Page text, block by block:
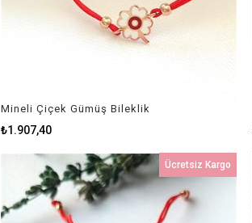
Mineli Çiçek Gümüş Bileklik
₺1.907,40
Ücretsiz Kargo